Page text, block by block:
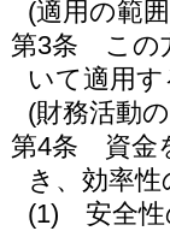
(適用の範
第3条
この
いて適用
(財務活動
第4条
資金
き、効率
(1)
安全